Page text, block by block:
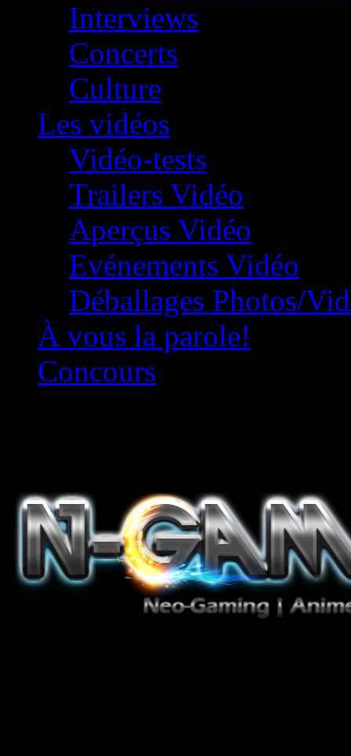
Interviews
Concerts
Culture
Les vidéos
Vidéo-tests
Trailers Vidéo
Aperçus Vidéo
Evénements Vidéo
Déballages Photos/
À vous la parole!
Concours